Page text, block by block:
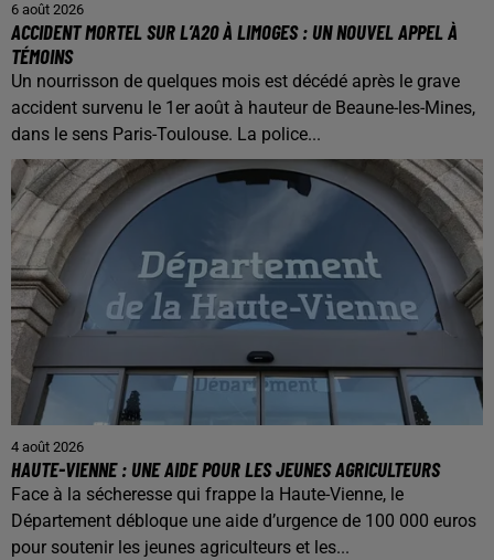
6 août 2026
ACCIDENT MORTEL SUR L’A20 À LIMOGES : UN NOUVEL APPEL À
TÉMOINS
Un nourrisson de quelques mois est décédé après le grave
accident survenu le 1er août à hauteur de Beaune-les-Mines,
dans le sens Paris-Toulouse. La police...
4 août 2026
HAUTE-VIENNE : UNE AIDE POUR LES JEUNES AGRICULTEURS
Face à la sécheresse qui frappe la Haute-Vienne, le
Département débloque une aide d’urgence de 100 000 euros
pour soutenir les jeunes agriculteurs et les...